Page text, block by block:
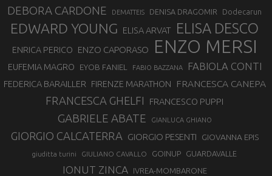
DEBORA CARDONE DEMATTEIS DENISA DRAGOMIR Dodecarun
EDWARD YOUNG ELISA ARVAT ELISA DESCO
ENRICA PERICO ENZO CAPORASO ENZO MERSI
EUFEMIA MAGRO EYOB FANIEL FABIO BAZZANA FABIOLA CONTI
FEDERICA BARAILLER FIRENZE MARATHON FRANCESCA CANEPA
FRANCESCA GHELFI FRANCESCO PUPPI
GABRIELE ABATE GIANLUCA GHIANO
GIORGIO CALCATERRA GIORGIO PESENTI GIOVANNA EPIS
giuditta turini GIULIANO CAVALLO GOINUP GUARDAVALLE
IONUT ZINCA IVREA-MOMBARONE